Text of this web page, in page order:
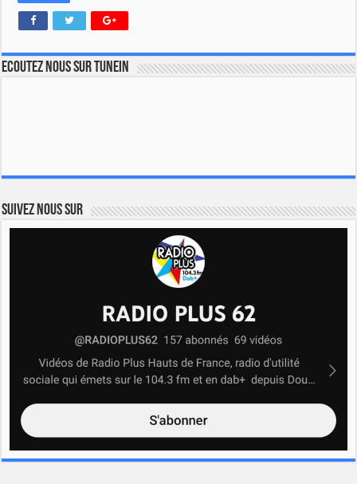
Ecoutez nous sur TuneIn
Suivez nous sur